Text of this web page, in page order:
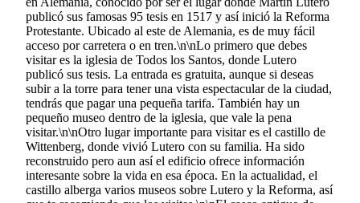
publicó sus famosas 95 tesis en 1517 y así inició la Reforma
Protestante. Ubicado al este de Alemania, es de muy fácil
acceso por carretera o en tren.\n\nLo primero que debes
visitar es la iglesia de Todos los Santos, donde Lutero
publicó sus tesis. La entrada es gratuita, aunque si deseas
subir a la torre para tener una vista espectacular de la ciudad,
tendrás que pagar una pequeña tarifa. También hay un
pequeño museo dentro de la iglesia, que vale la pena
visitar.\n\nOtro lugar importante para visitar es el castillo de
Wittenberg, donde vivió Lutero con su familia. Ha sido
reconstruido pero aun así el edificio ofrece información
interesante sobre la vida en esa época. En la actualidad, el
castillo alberga varios museos sobre Lutero y la Reforma, así